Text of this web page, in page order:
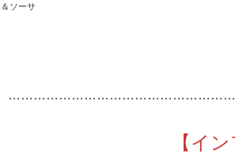
＆ソーサ
…………
【イン